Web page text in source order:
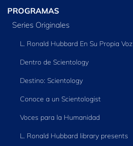
PROGRAMAS
Series Originales
L. Ronald Hubbard En Su Propia Voz
Dentro de Scientology
Destino: Scientology
Conoce a un Scientologist
Voces para la Humanidad
L. Ronald Hubbard library presents